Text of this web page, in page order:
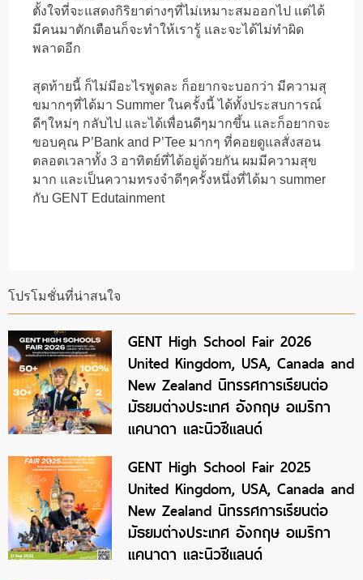
ตั้งใจที่จะแสดงกิริยาต่างๆที่ไม่เหมาะสมออกไป แต่ได้
มีคนมาตักเตือนก็จะทำให้เรารู้ และจะได้ไม่ทำผิด
พลาดอีก
สุดท้ายนี้ ก็ไม่มีอะไรพูดละ ก็อยากจะบอกว่า มีความสุ
ขมากๆที่ได้มา Summer ในครั้งนี้ ได้ทั้งประสบการณ์
ดีๆใหม่ๆ กลับไป และได้เพื่อนดีๆมากขึ้น และก็อยากจะ
ขอบคุณ P’Bank and P’Tee มากๆ ที่คอยดูแลสั่งสอน
ตลอดเวลาทั้ง 3 อาทิตย์ที่ได้อยู่ด้วยกัน ผมมีความสุข
มาก และเป็นความทรงจำดีๆครั้งหนึ่งที่ได้มา summer
กับ GENT Edutainment
โปรโมชั่นที่น่าสนใจ
GENT High School Fair 2026
United Kingdom, USA, Canada and
New Zealand นิทรรศการเรียนต่อ
มัธยมต่างประเทศ อังกฤษ อเมริกา
แคนาดา และนิวซีแลนด์
GENT High School Fair 2025
United Kingdom, USA, Canada and
New Zealand นิทรรศการเรียนต่อ
มัธยมต่างประเทศ อังกฤษ อเมริกา
แคนาดา และนิวซีแลนด์